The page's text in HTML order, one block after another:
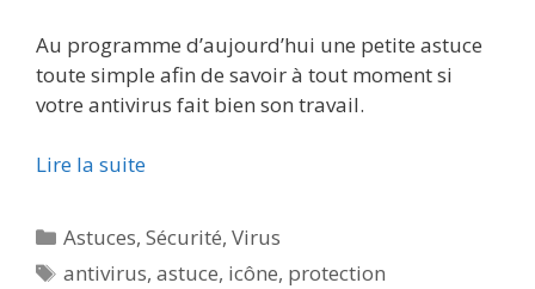
Au programme d’aujourd’hui une petite astuce
toute simple afin de savoir à tout moment si
votre antivirus fait bien son travail.
Lire la suite
Catégories
Astuces,Sécurité,Virus
Étiquettes
antivirus,astuce, icône, protection